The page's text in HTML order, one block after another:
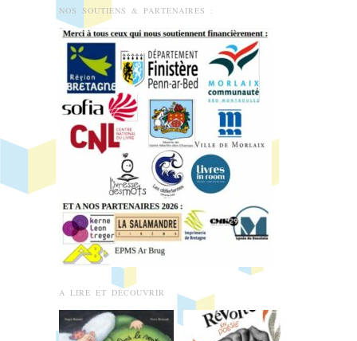
NOS SOUTIENS & PARTENAIRES :
A LIRE ET DÉCOUVRIR